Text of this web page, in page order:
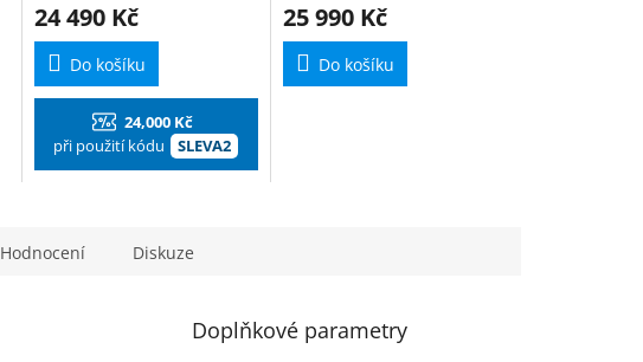
24 490 Kč
Do košíku
24,000 Kč
při použití kódu
SLEVA2
25 990 Kč
Do košíku
Hodnocení Diskuze
Doplňkové parametry